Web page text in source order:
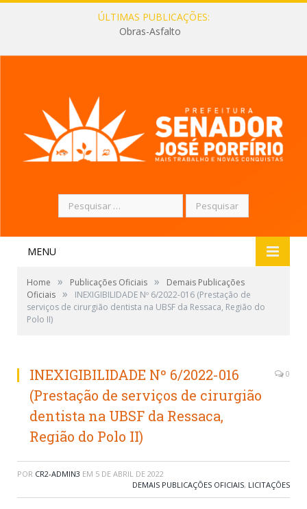
ÚLTIMAS PUBLICAÇÕES:
Obras-Asfalto
Pesquisar
por:
MENU
Home » Publicações Oficiais »
Demais Publicações
Oficiais »
INEXIGIBILIDADE Nº 6/2022-016 (Prestação de
serviços de cirurgião dentista na UBSF da Ressaca, Região do
Polo II)
INEXIGIBILIDADE Nº 6/2022-016
(Prestação de serviços de cirurgião
dentista na UBSF da Ressaca,
Região do Polo II)
0
POR CR2-ADMIN3 EM 5 DE ABRIL DE 2022
DEMAIS PUBLICAÇÕES OFICIAIS, LICITAÇÕES